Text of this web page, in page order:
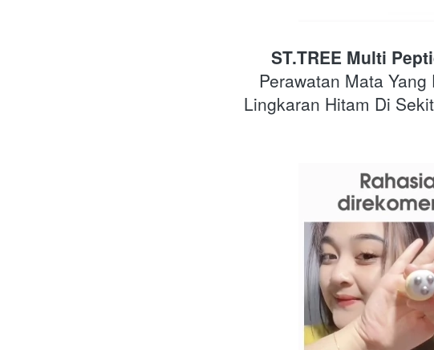
ST.TREE Multi
Perawatan Mata
Lingkaran Hitam Di